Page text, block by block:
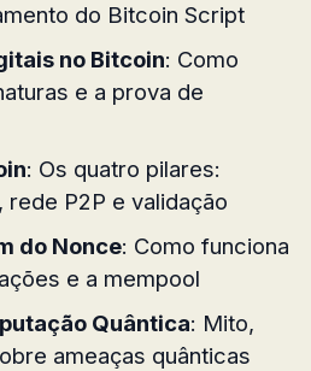
do Bitcoin Script
no Bitcoin: Como
e a prova de
: Os quatro pilares:
P2P e validação
do Nonce: Como funciona
e a mempool
Quântica: Mito,
ameaças quânticas